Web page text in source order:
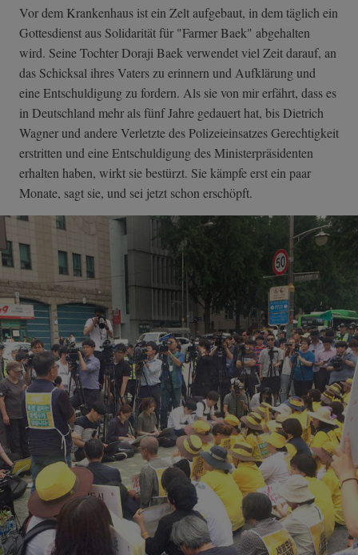
Vor dem Krankenhaus ist ein Zelt aufgebaut, in dem täglich ein
Gottesdienst aus Solidarität für "Farmer Baek" abgehalten
wird. Seine Tochter Doraji Baek verwendet viel Zeit darauf, an
das Schicksal ihres Vaters zu erinnern und Aufklärung und
eine Entschuldigung zu fordern. Als sie von mir erfährt, dass es
in Deutschland mehr als fünf Jahre gedauert hat, bis Dietrich
Wagner und andere Verletzte des Polizeieinsatzes Gerechtigkeit
erstritten und eine Entschuldigung des Ministerpräsidenten
erhalten haben, wirkt sie bestürzt. Sie kämpfe erst ein paar
Monate, sagt sie, und sei jetzt schon erschöpft.